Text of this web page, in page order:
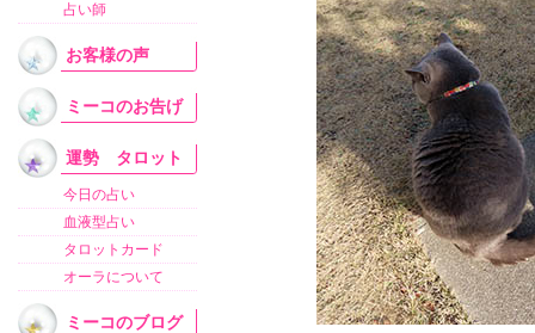
占い師
お客様の声
ミーコのお告げ
運勢 タロット
今日の占い
血液型占い
タロットカード
オーラについて
ミーコのブログ